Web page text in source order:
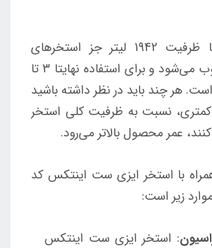
این استخر با ظرفیت 1942 لیتر جز استخرهای
کوچک محسوب می‌شود و برای استفاده نهایتا 3 تا
هر چند باید در نظر داشته باشید
نسبت به ظرفیت کلی استخر
عمر محصول بالاتر می‌رود.
با استخر ایزی ست اینتکس کد
: استخر ایزی ست اینتکس